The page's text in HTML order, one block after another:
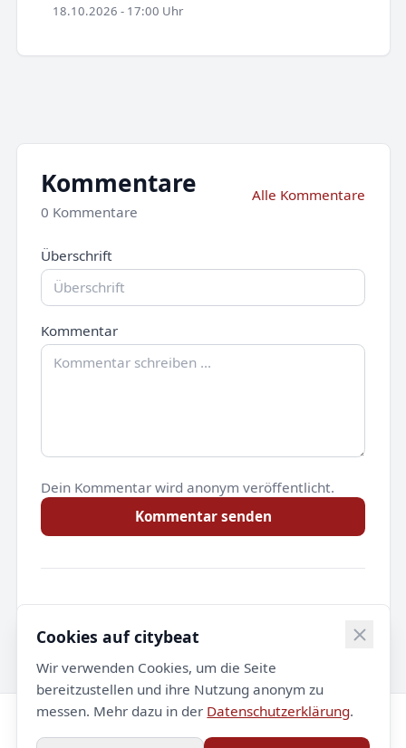
18.10.2026 - 17:00 Uhr
Kommentare
0 Kommentare
Alle Kommentare
Überschrift
Kommentar
Dein Kommentar wird anonym veröffentlicht.
Kommentar senden
Noch keine Kommentare.
© 2026 citybeat. Alle Rechte vorbehalten.
Cookies auf citybeat
Wir verwenden Cookies, um die Seite
bereitzustellen und ihre Nutzung anonym zu
messen. Mehr dazu in der Datenschutzerklärung.